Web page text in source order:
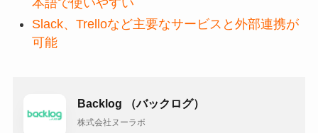
Slack、Trelloなど主要なサービスと外部連携が
可能
Backlog （バックログ）
株式会社ヌーラボ